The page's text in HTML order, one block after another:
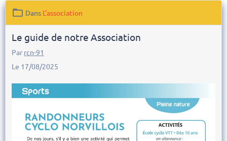
Dans L'association
Le guide de notre Association
Par rcn-91
Le 17/08/2025